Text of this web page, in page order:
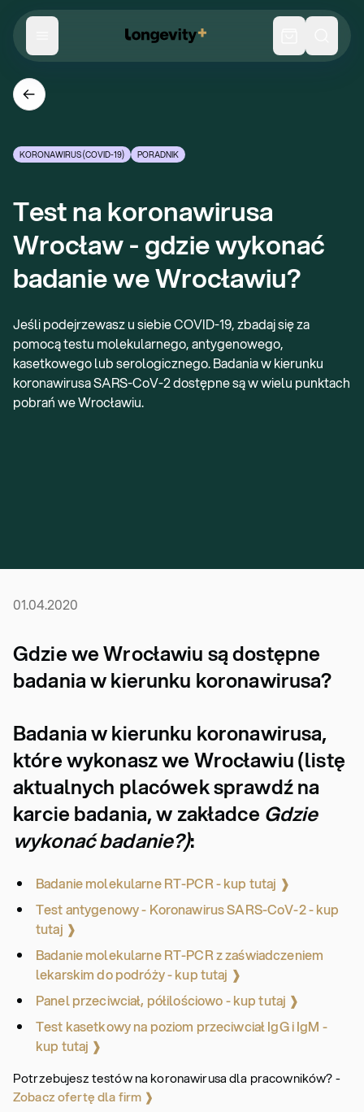
KORONAWIRUS (COVID-19) PORADNIK
Test na koronawirusa
Wrocław - gdzie wykonać
badanie we Wrocławiu?
Jeśli podejrzewasz u siebie COVID-19, zbadaj się za
pomocą testu molekularnego, antygenowego,
kasetkowego lub serologicznego. Badania w kierunku
koronawirusa SARS-CoV-2 dostępne są w wielu punktach
pobrań we Wrocławiu.
01.04.2020
Gdzie we Wrocławiu są dostępne
badania w kierunku koronawirusa?
Badania w kierunku koronawirusa,
które wykonasz we Wrocławiu (listę
aktualnych placówek sprawdź na
karcie badania, w zakładce Gdzie
wykonać badanie?):
Badanie molekularne RT-PCR - kup tutaj ❱
Test antygenowy - Koronawirus SARS-CoV-2 - kup
tutaj ❱
Badanie molekularne RT-PCR z zaświadczeniem
lekarskim do podróży - kup tutaj ❱
Panel przeciwciał, półilościowo - kup tutaj ❱
Test kasetkowy na poziom przeciwciał IgG i IgM -
kup tutaj ❱
Potrzebujesz testów na koronawirusa dla pracowników? -
Zobacz ofertę dla firm ❱